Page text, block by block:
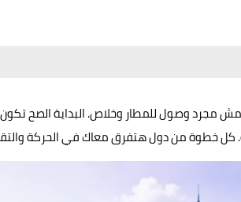
وصول للمطار وخلاص. البداية الصح تكون
خطوة من دول هتفرق معاك في الحركة